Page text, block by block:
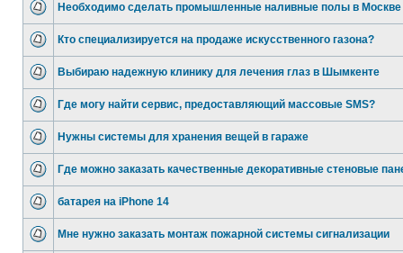
Необходимо сделать промышленные наливные полы в Москве
Кто специализируется на продаже искусственного газона?
Выбираю надежную клинику для лечения глаз в Шымкенте
Где могу найти сервис, предоставляющий массовые SMS?
Нужны системы для хранения вещей в гараже
Где можно заказать качественные декоративные стеновые
батарея на iPhone 14
Мне нужно заказать монтаж пожарной системы сигнализации